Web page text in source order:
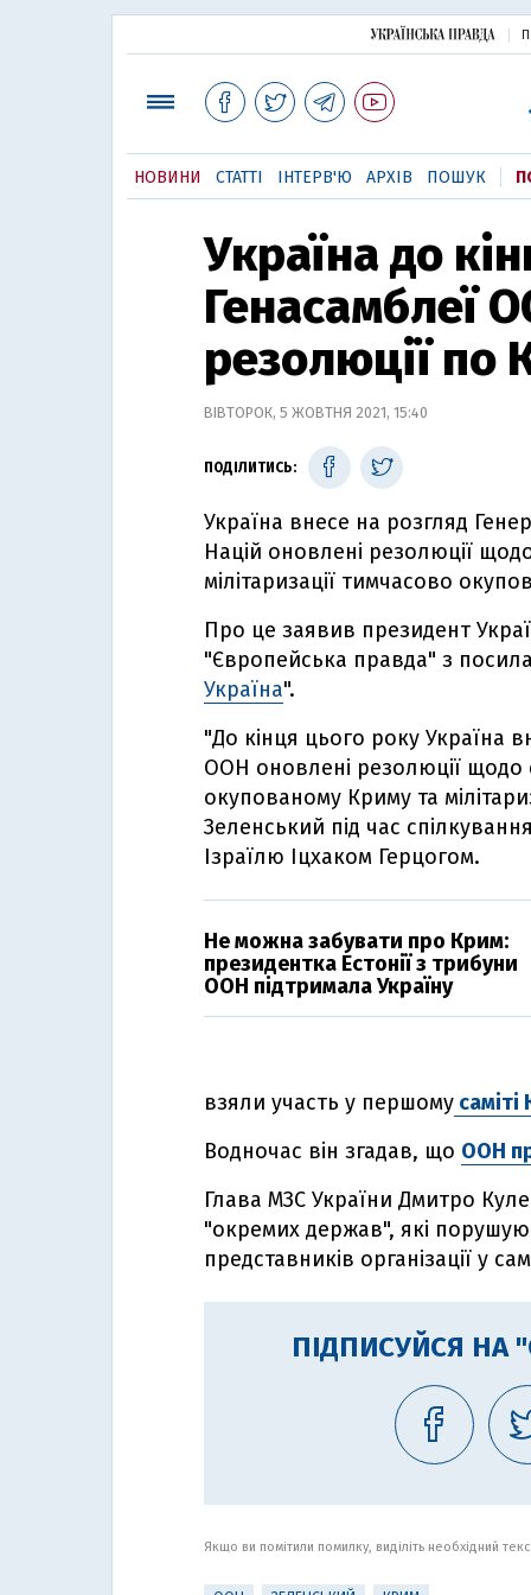
НОВИНИ СТАТТІ ІНТЕРВ'Ю АРХІВ ПОШУК
Україна до
Генасамблеї
резолюції по
ВІВТОРОК, 5 ЖОВТНЯ 2021, 15:40
ПОДІЛИТИСЬ:
Україна внесе на розгляд
Націй оновлені резолюції
мілітаризації тимчасово
Про це заявив президент
"Європейська правда" з
Україна".
"До кінця цього року Україна
ООН оновлені резолюції щодо
окупованому Криму та
Зеленський під час
Ізраїлю Іцхаком Герцогом.
Не можна забувати про Крим:
президентка Естонії з трибуни
ООН підтримала Україну
взяли участь у першому
Водночас він згадав, що ООН
Глава МЗС України Дмитро
"окремих держав", які
представників організації у
ПІДПИСУЙСЯ НА
Якщо ви помітили помилку, виділіть необхідний